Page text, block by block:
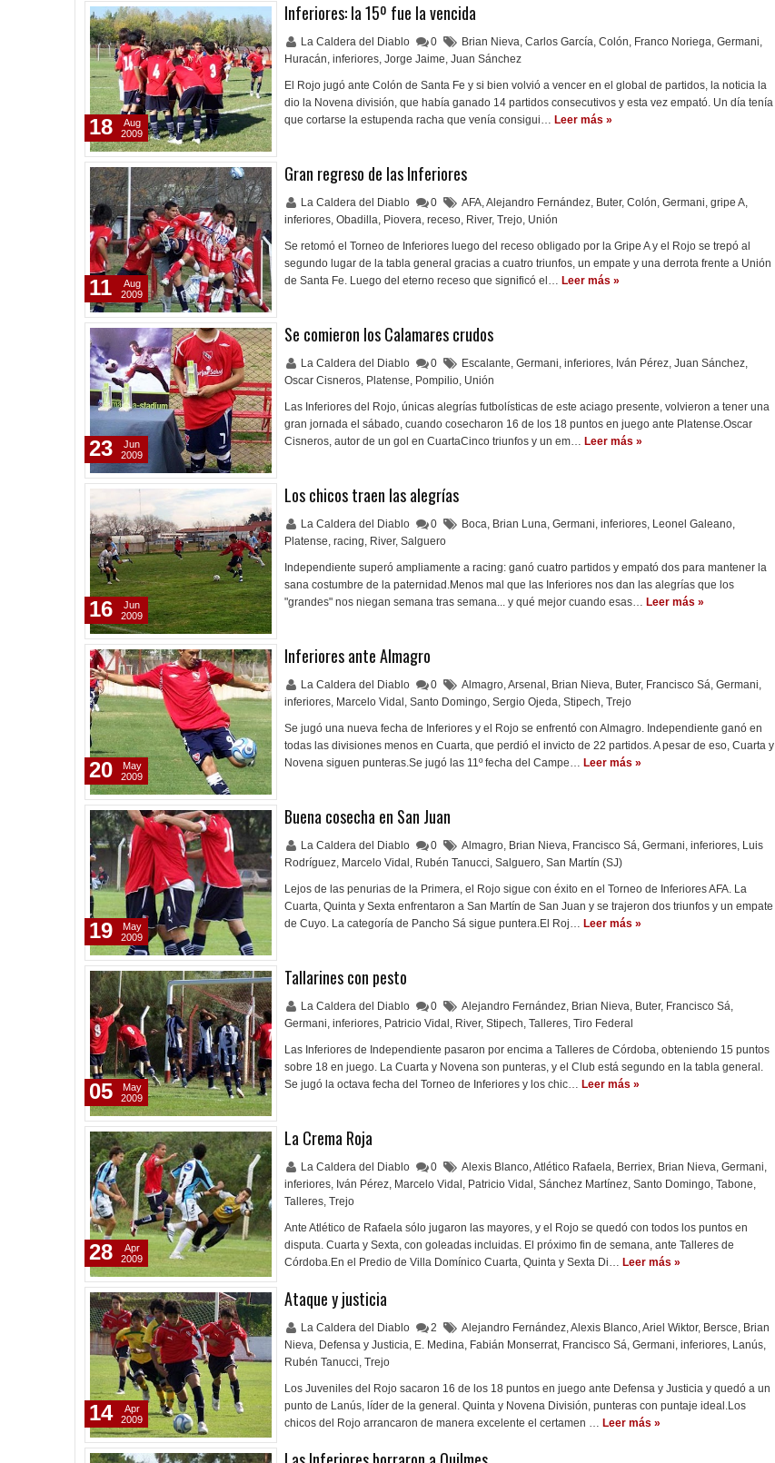
Inferiores: la 15º fue la vencida
La Caldera del Diablo 0 Brian Nieva, Carlos García, Colón, Franco Noriega, Germani,
Huracán, inferiores, Jorge Jaime, Juan Sánchez
El Rojo jugó ante Colón de Santa Fe y si bien volvió a vencer en el global de partidos, la noticia la
dio la Novena división, que había ganado 14 partidos consecutivos y esta vez empató. Un día tenía
que cortarse la estupenda racha que venía consigui… Leer más »
18
Aug
2009
Gran regreso de las Inferiores
La Caldera del Diablo 0 AFA,Alejandro Fernández, Buter, Colón, Germani, gripe A,
inferiores, Obadilla, Piovera, receso, River, Trejo, Unión
Se retomó el Torneo de Inferiores luego del receso obligado por la Gripe A y el Rojo se trepó al
segundo lugar de la tabla general gracias a cuatro triunfos, un empate y una derrota frente a Unión
de Santa Fe. Luego del eterno receso que significó el… Leer más »
11
Aug
2009
Se comieron los Calamares crudos
La Caldera del Diablo 0 Escalante, Germani, inferiores, Iván Pérez, Juan Sánchez,
Oscar Cisneros, Platense, Pompilio, Unión
Las Inferiores del Rojo, únicas alegrías futbolísticas de este aciago presente, volvieron a tener una
gran jornada el sábado, cuando cosecharon 16 de los 18 puntos en juego ante Platense.Oscar
Cisneros, autor de un gol en CuartaCinco triunfos y un em… Leer más »
23
Jun
2009
Los chicos traen las alegrías
La Caldera del Diablo 0 Boca, Brian Luna, Germani, inferiores, Leonel Galeano,
Platense, racing, River, Salguero
Independiente superó ampliamente a racing: ganó cuatro partidos y empató dos para mantener la
sana costumbre de la paternidad.Menos mal que las Inferiores nos dan las alegrías que los
"grandes" nos niegan semana tras semana... y qué mejor cuando esas… Leer más »
16
Jun
2009
Inferiores ante Almagro
La Caldera del Diablo 0 Almagro,Arsenal , Brian Nieva, Buter, Francisco Sá, Germani,
inferiores, Marcelo Vidal , Santo Domingo, Sergio Ojeda, Stipech, Trejo
Se jugó una nueva fecha de Inferiores y el Rojo se enfrentó con Almagro. Independiente ganó en
todas las divisiones menos en Cuarta, que perdió el invicto de 22 partidos. A pesar de eso, Cuarta y
Novena siguen punteras.Se jugó las 11º fecha del Campe… Leer más »
20
May
2009
Buena cosecha en San Juan
La Caldera del Diablo 0 Almagro, Brian Nieva, Francisco Sá, Germani, inferiores, Luis
Rodríguez, Marcelo Vidal , Rubén Tanucci, Salguero, San Martín (SJ)
Lejos de las penurias de la Primera, el Rojo sigue con éxito en el Torneo de Inferiores AFA. La
Cuarta, Quinta y Sexta enfrentaron a San Martín de San Juan y se trajeron dos triunfos y un empate
de Cuyo. La categoría de Pancho Sá sigue puntera.El Roj… Leer más »
19
May
2009
Tallarines con pesto
La Caldera del Diablo 0 Alejandro Fernández, Brian Nieva, Buter, Francisco Sá,
Germani, inferiores, Patricio Vidal , River, Stipech, Talleres, Tiro Federal
Las Inferiores de Independiente pasaron por encima a Talleres de Córdoba, obteniendo 15 puntos
sobre 18 en juego. La Cuarta y Novena son punteras, y el Club está segundo en la tabla general.
Se jugó la octava fecha del Torneo de Inferiores y los chic… Leer más »
05
May
2009
La Crema Roja
La Caldera del Diablo 0 Alexis Blanco,Atlético Rafaela, Berriex, Brian Nieva, Germani,
inferiores, Iván Pérez, Marcelo Vidal , Patricio Vidal , Sánchez Martínez, Santo Domingo, Tabone,
Talleres, Trejo
Ante Atlético de Rafaela sólo jugaron las mayores, y el Rojo se quedó con todos los puntos en
disputa. Cuarta y Sexta, con goleadas incluidas. El próximo fin de semana, ante Talleres de
Córdoba.En el Predio de Villa Domínico Cuarta, Quinta y Sexta Di… Leer más »
28
Apr
2009
Ataque y justicia
La Caldera del Diablo 2 Alejandro Fernández,Alexis Blanco,Ariel Wiktor, Bersce, Brian
Nieva, Defensa y Justicia, E. Medina, Fabián Monserrat, Francisco Sá, Germani, inferiores, Lanús,
Rubén Tanucci, Trejo
Los Juveniles del Rojo sacaron 16 de los 18 puntos en juego ante Defensa y Justicia y quedó a un
punto de Lanús, líder de la general. Quinta y Novena División, punteras con puntaje ideal.Los
chicos del Rojo arrancaron de manera excelente el certamen … Leer más »
14
Apr
2009